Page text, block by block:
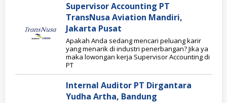
Supervisor Accounting PT
TransNusa Aviation Mandiri,
Jakarta Pusat
Apakah Anda sedang mencari peluang karir
yang menarik di industri penerbangan? Jika ya
maka lowongan kerja Supervisor Accounting di
PT
Internal Auditor PT Dirgantara
Yudha Artha, Bandung